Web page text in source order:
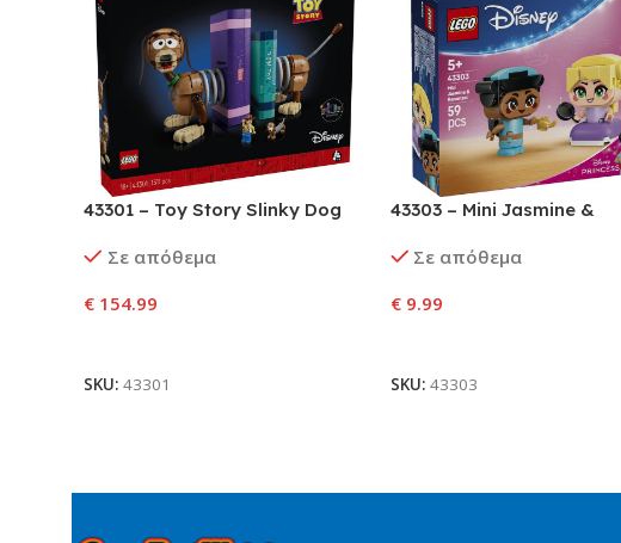
43301 – Toy Story Slinky Dog
Σε απόθεμα
€ 154.99
SKU: 43301
43303 – Mini Jasmine &
Σε απόθεμα
€9.99
SKU: 43303